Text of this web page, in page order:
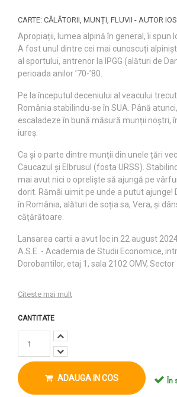
CARTE: CĂLĂTORII, MUNȚI, FLUVII - AUTOR
Apropiații, lumea alpină în general, îi spun
A fost unul dintre cei mai cunoscuți
al sportului, antrenor la IPGG (alături de
perioada anilor ’70-’80.
Pe la începutul deceniului al veacului
România stabilindu-se în SUA. Până
escaladeze în bună măsură munții noștri,
iureș.
Ca și o parte dintre munții din unele țări
Caucazul și Elbrusul (fosta URSS).
mai avut nici o opreliște să ajungă pe
dorit. Rămâi uimit pe unde a putut ajunge!
în România, alături de soția sa, Vera, și
cățărătoare.
Lansarea cartii a avut loc in 22 august
A.S.E. - Academia de Studii Economice,
Dorobantilor, etaj 1, sala 2102 OMV,
Citeste mai mult
CANTITATE
ADAUGA IN COS În